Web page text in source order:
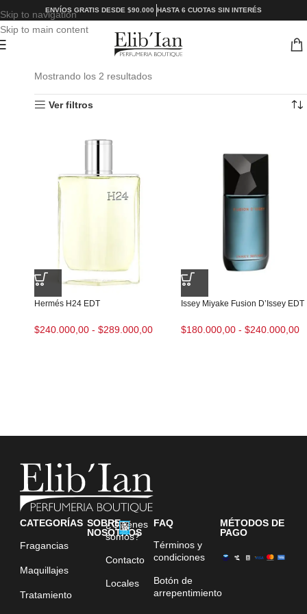
Skip to navigation
Skip to main content
ENVÍOS GRATIS DESDE $90.000 HASTA 6 CUOTAS SIN INTERÉS
Mostrando los 2 resultados
Ver filtros
Hermés H24 EDT
$240.000,00 - $289.000,00
Issey Miyake Fusion D’Issey EDT
$180.000,00 - $240.000,00
CATEGORÍAS
Fragancias
Maquillajes
Tratamiento
SOBRE
NOSOTROS
¿Quiénes
somos?
Contacto
Locales
FAQ
Términos y
condiciones
Botón de
arrepentimiento
MÉTODOS DE
PAGO